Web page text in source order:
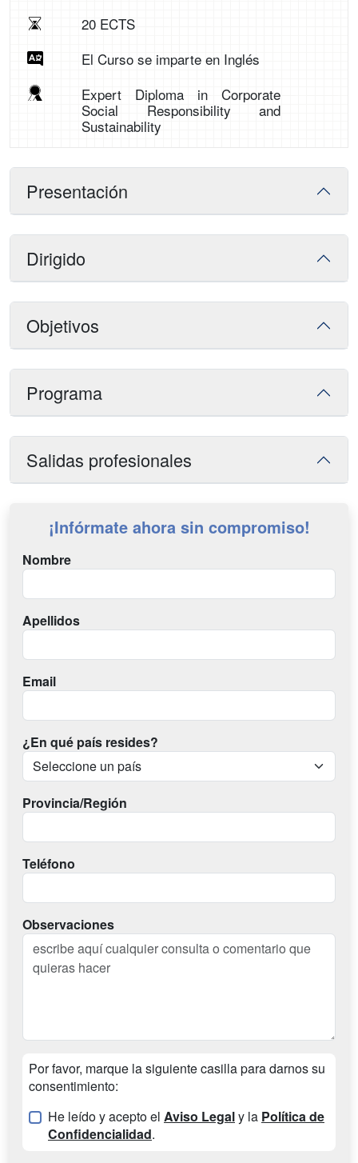
20 ECTS
El Curso se imparte en Inglés
Expert Diploma in Corporate
Social Responsibility and
Sustainability
Presentación
Dirigido
Objetivos
Programa
Salidas profesionales
¡Infórmate ahora sin compromiso!
Nombre
Apellidos
Email
¿En qué país resides?
Provincia/Región
Teléfono
Observaciones
Por favor, marque la siguiente casilla para darnos su
consentimiento:
He leído y acepto el Aviso Legaly la Política de
Confidencialidad.